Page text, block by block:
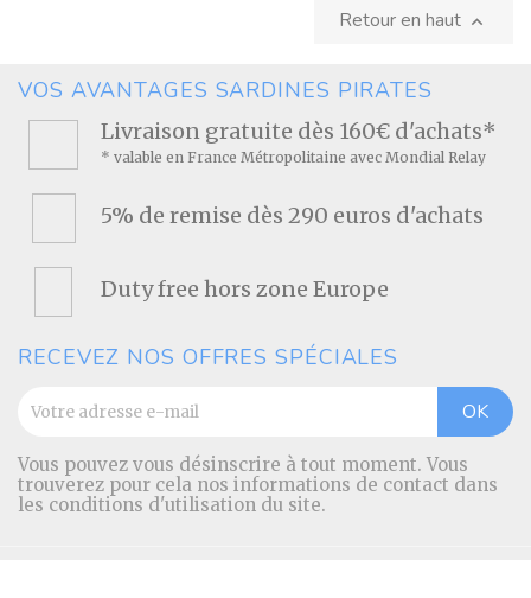
Retour en haut 
VOS AVANTAGES SARDINES PIRATES
Livraison gratuite dès 160€ d'achats*
* valable en France Métropolitaine avec Mondial Relay
5% de remise dès 290 euros d'achats
Duty free hors zone Europe
RECEVEZ NOS OFFRES SPÉCIALES
Vous pouvez vous désinscrire à tout moment. Vous
trouverez pour cela nos informations de contact dans
les conditions d'utilisation du site.